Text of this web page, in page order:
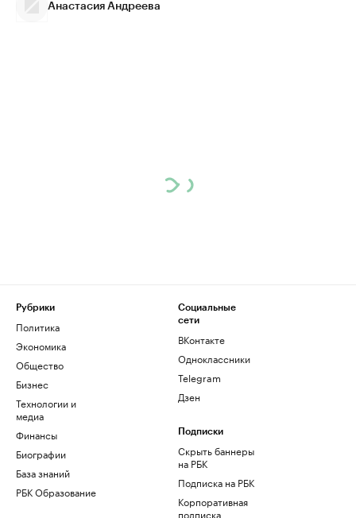
Анастасия Андреева
Рубрики
Политика
Экономика
Общество
Бизнес
Технологии и
медиа
Финансы
Биографии
База знаний
РБК Образование
Социальные
сети
ВКонтакте
Одноклассники
Telegram
Дзен
Подписки
Скрыть баннеры
на РБК
Подписка на РБК
Корпоративная
подписка